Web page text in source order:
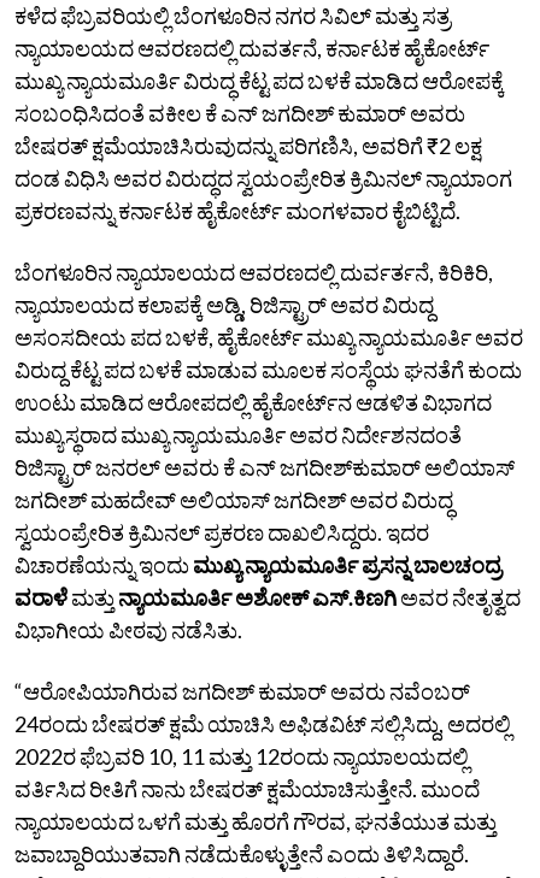
ಕಳೆದ ಫೆಬ್ರವರಿಯಲ್ಲಿ ಬೆಂಗಳೂರಿನ ನಗರ ಸಿವಿಲ್‌ ಮತ್ತು ಸತ್ರ
ನ್ಯಾಯಾಲಯದ ಆವರಣದಲ್ಲಿ ದುವರ್ತನೆ, ಕರ್ನಾಟಕ ಹೈಕೋರ್ಟ್‌
ಮುಖ್ಯ ನ್ಯಾಯಮೂರ್ತಿ ವಿರುದ್ಧ ಕೆಟ್ಟ ಪದ ಬಳಕೆ ಮಾಡಿದ ಆರೋಪಕ್ಕೆ
ಸಂಬಂಧಿಸಿದಂತೆ ವಕೀಲ ಕೆ ಎನ್‌ ಜಗದೀಶ್‌ ಕುಮಾರ್‌ ಅವರು
ಬೇಷರತ್‌ ಕ್ಷಮೆಯಾಚಿಸಿರುವುದನ್ನು ಪರಿಗಣಿಸಿ, ಅವರಿಗೆ ₹2 ಲಕ್ಷ
ದಂಡ ವಿಧಿಸಿ ಅವರ ವಿರುದ್ಧದ ಸ್ವಯಂಪ್ರೇರಿತ ಕ್ರಿಮಿನಲ್‌ ನ್ಯಾಯಾಂಗ
ಪ್ರಕರಣವನ್ನು ಕರ್ನಾಟಕ ಹೈಕೋರ್ಟ್‌ ಮಂಗಳವಾರ ಕೈಬಿಟ್ಟಿದೆ.
ಬೆಂಗಳೂರಿನ ನ್ಯಾಯಾಲಯದ ಆವರಣದಲ್ಲಿ ದುರ್ವರ್ತನೆ, ಕಿರಿಕಿರಿ,
ನ್ಯಾಯಾಲಯದ ಕಲಾಪಕ್ಕೆ ಅಡ್ಡಿ, ರಿಜಿಸ್ಟ್ರಾರ್‌ ಅವರ ವಿರುದ್ದ
ಅಸಂಸದೀಯ ಪದ ಬಳಕೆ, ಹೈಕೋರ್ಟ್‌ ಮುಖ್ಯ ನ್ಯಾಯಮೂರ್ತಿ ಅವರ
ವಿರುದ್ದ ಕೆಟ್ಟ ಪದ ಬಳಕೆ ಮಾಡುವ ಮೂಲಕ ಸಂಸ್ಥೆಯ ಘನತೆಗೆ ಕುಂದು
ಉಂಟು ಮಾಡಿದ ಆರೋಪದಲ್ಲಿ ಹೈಕೋರ್ಟ್‌ನ ಆಡಳಿತ ವಿಭಾಗದ
ಮುಖ್ಯಸ್ಥರಾದ ಮುಖ್ಯ ನ್ಯಾಯಮೂರ್ತಿ ಅವರ ನಿರ್ದೇಶನದಂತೆ
ರಿಜಿಸ್ಟ್ರಾರ್‌ ಜನರಲ್‌ ಅವರು ಕೆ ಎನ್‌ ಜಗದೀಶ್‌ಕುಮಾರ್‌ ಅಲಿಯಾಸ್‌
ಜಗದೀಶ್‌ ಮಹದೇವ್‌ ಅಲಿಯಾಸ್‌ ಜಗದೀಶ್‌ ಅವರ ವಿರುದ್ಧ
ಸ್ವಯಂಪ್ರೇರಿತ ಕ್ರಿಮಿನಲ್‌ ಪ್ರಕರಣ ದಾಖಲಿಸಿದ್ದರು. ಇದರ
ವಿಚಾರಣೆಯನ್ನು ಇಂದು ಮುಖ್ಯ ನ್ಯಾಯಮೂರ್ತಿ ಪ್ರಸನ್ನ ಬಾಲಚಂದ್ರ
ವರಾಳೆಮತ್ತು ನ್ಯಾಯಮೂರ್ತಿ ಅಶೋಕ್‌ ಎಸ್‌.ಕಿಣಗಿಅವರ ನೇತೃತ್ವದ
ವಿಭಾಗೀಯ ಪೀಠವು ನಡೆಸಿತು.
“ಆರೋಪಿಯಾಗಿರುವ ಜಗದೀಶ್‌ ಕುಮಾರ್‌ ಅವರು ನವೆಂಬರ್‌
24ರಂದು ಬೇಷರತ್‌ ಕ್ಷಮೆ ಯಾಚಿಸಿ ಅಫಿಡವಿಟ್‌ ಸಲ್ಲಿಸಿದ್ದು, ಅದರಲ್ಲಿ
2022ರ ಫೆಬ್ರವರಿ 10, 11 ಮತ್ತು 12ರಂದು ನ್ಯಾಯಾಲಯದಲ್ಲಿ
ವರ್ತಿಸಿದ ರೀತಿಗೆ ನಾನು ಬೇಷರತ್‌ ಕ್ಷಮೆಯಾಚಿಸುತ್ತೇನೆ. ಮುಂದೆ
ನ್ಯಾಯಾಲಯದ ಒಳಗೆ ಮತ್ತು ಹೊರಗೆ ಗೌರವ, ಘನತೆಯುತ ಮತ್ತು
ಜವಾಬ್ದಾರಿಯುತವಾಗಿ ನಡೆದುಕೊಳ್ಳುತ್ತೇನೆ ಎಂದು ತಿಳಿಸಿದ್ದಾರೆ.